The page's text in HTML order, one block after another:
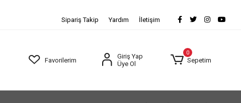
Sipariş Takip Yardım İletişim
Favorilerim
Giriş Yap
Üye Ol
0
Sepetim